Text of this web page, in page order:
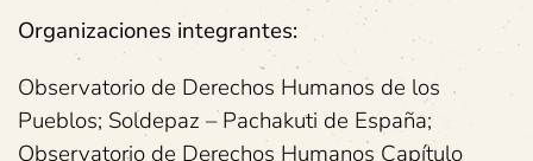
Organizaciones integrantes:
Observatorio de Derechos Humanos de los
Pueblos; Soldepaz – Pachakuti de España;
Observatorio de Derechos Humanos Capítulo